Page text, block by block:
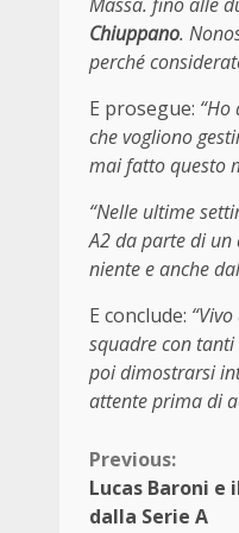
Chiuppano.
perché
E prosegue:
che vogliono
mai fatto questo
“Nelle ultime
A2 da parte di un
niente e anche
E conclude:
squadre con
poi dimostrarsi
attente prima di
Continue
Reading
Previous:
Lucas Baroni
dalla Serie A